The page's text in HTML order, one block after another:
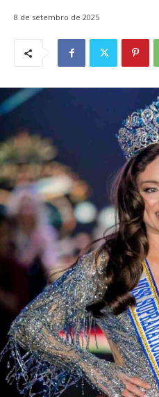
8 de setembro de 2025